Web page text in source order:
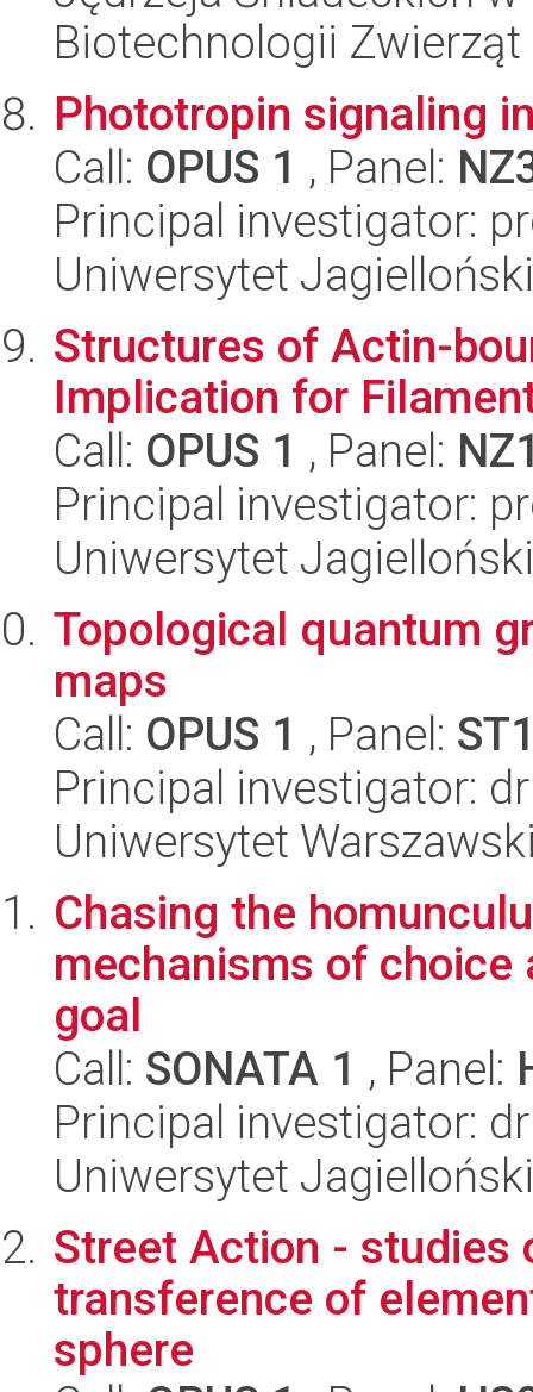
Biotechnologii Zwierząt
Phototropin signaling
Call: OPUS 1 , Panel:
Principal investigator:
Uniwersytet Jagielloński
Structures of Actin-
Implication for
Call: OPUS 1 , Panel:
Principal investigator:
Uniwersytet
Topological quantum
maps
Call: OPUS 1 , Panel:
Principal investigator:
Uniwersytet
Chasing the
mechanisms of
goal
Call: SONATA 1 , Panel:
Principal investigator:
Uniwersytet
Street Action - studies
transference of
sphere